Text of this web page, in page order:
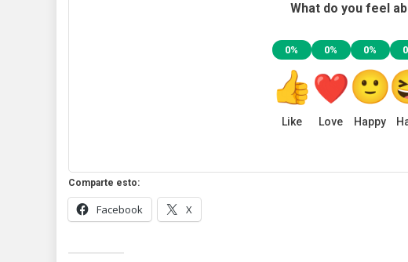
What do you feel
0%
Like
0%
Love
0%
Happy
Comparte esto:
Facebook X